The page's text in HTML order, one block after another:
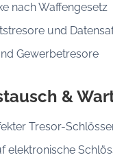
nach Waffengesetz
und
Gewerbetresore
&
Tresor-
elektronische